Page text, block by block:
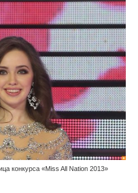
конкурса «Miss All Nation 2013»